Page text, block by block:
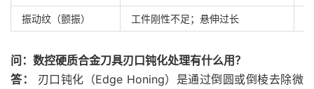
振动纹（颤振） 工件刚性不足；悬伸过长
问：数控硬质合金刀具刃口钝化处理有什么用？
答：
刃口钝化（Edge Honing）是通过倒圆或倒棱去除微